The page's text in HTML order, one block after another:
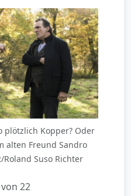
plötzlich Kopper? Oder
alten Freund Sandro
Roland Suso Richter
22